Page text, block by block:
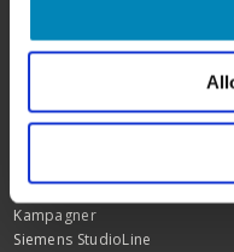
Køkken inspiration
Bordplader efter mål
Outlet
Kampagner
Siemens StudioLine